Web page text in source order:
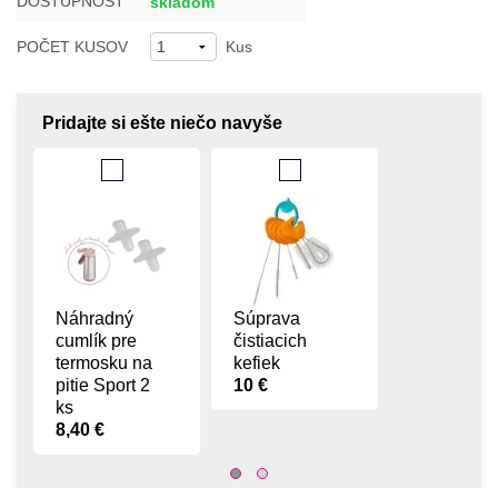
POČET KUSOV Kus
Pridajte si ešte niečo navyše
Náhradný
cumlík pre
termosku na
pitie Sport 2
ks
8,40 €
Súprava
čistiacich
kefiek
10 €